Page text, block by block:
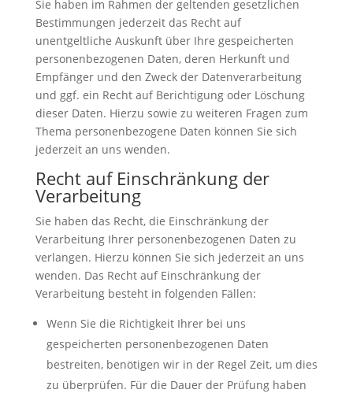
Sie haben im Rahmen der geltenden gesetzlichen
Bestimmungen jederzeit das Recht auf
unentgeltliche Auskunft über Ihre gespeicherten
personenbezogenen Daten, deren Herkunft und
Empfänger und den Zweck der Datenverarbeitung
und ggf. ein Recht auf Berichtigung oder Löschung
dieser Daten. Hierzu sowie zu weiteren Fragen zum
Thema personenbezogene Daten können Sie sich
jederzeit an uns wenden.
Recht auf Einschränkung der
Verarbeitung
Sie haben das Recht, die Einschränkung der
Verarbeitung Ihrer personenbezogenen Daten zu
verlangen. Hierzu können Sie sich jederzeit an uns
wenden. Das Recht auf Einschränkung der
Verarbeitung besteht in folgenden Fällen:
Wenn Sie die Richtigkeit Ihrer bei uns
gespeicherten personenbezogenen Daten
bestreiten, benötigen wir in der Regel Zeit, um dies
zu überprüfen. Für die Dauer der Prüfung haben